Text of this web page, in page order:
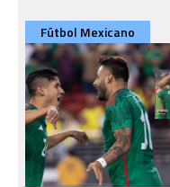
Fútbol Mexicano